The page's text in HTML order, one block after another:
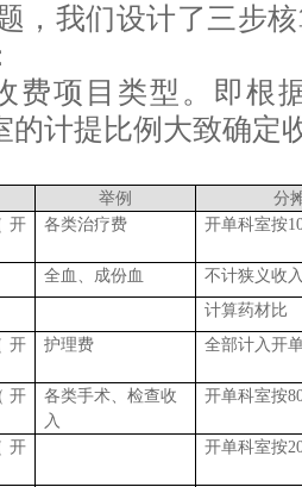
，我们设计了三步
费项目类型。即根
的计提比例大致确定
举例
分
开
各类治疗费 开单科室按
全血、成份血
不计狭义收
计算药材比
开
护理费 全部计入开
开
各类手术、检查收
入
开单科室按8
开
开单科室按